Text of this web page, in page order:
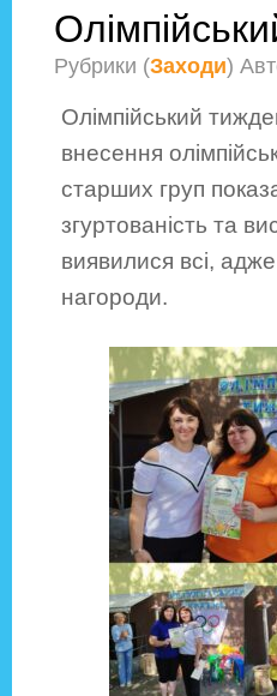
Рубрики (Заходи)
Олімпійський
внесення
старших груп
згуртованість та
виявилися всі,
нагороди.